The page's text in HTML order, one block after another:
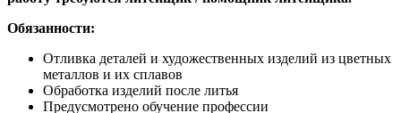
Обязанности:
Отливка деталей и художественных изделий из цветных
металлов и их сплавов
Обработка изделий после литья
Предусмотрено обучение профессии